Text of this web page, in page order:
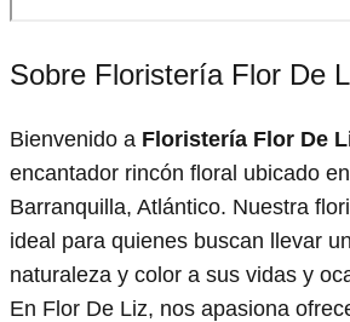
Sobre Floristería Flor De
Bienvenido a Floristería Flor De
encantador rincón floral ubicado
Barranquilla, Atlántico. Nuestra
ideal para quienes buscan llevar
naturaleza y color a sus vidas y
En Flor De Liz, nos apasiona